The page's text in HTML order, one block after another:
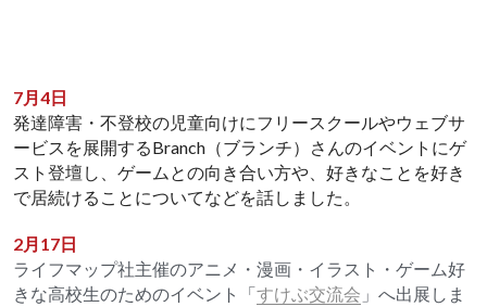
7月4日
発達障害・不登校の児童向けにフリースクールやウェブサ
ービスを展開するBranch（ブランチ）さんのイベントにゲ
スト登壇し、ゲームとの向き合い方や、好きなことを好き
で居続けることについてなどを話しました。
2月17日
ライフマップ社主催のアニメ・漫画・イラスト・ゲーム好
きな高校生のためのイベント「すけぶ交流会 」へ出展しま